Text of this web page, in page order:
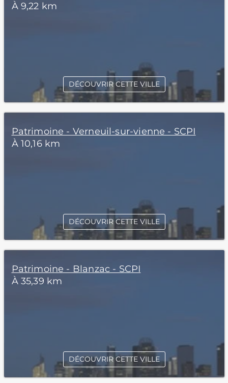
À 9,22 km
DÉCOUVRIR CETTE VILLE
Patrimoine - Verneuil-sur-vienne - SCPI
À 10,16 km
DÉCOUVRIR CETTE VILLE
Patrimoine - Blanzac - SCPI
À 35,39 km
DÉCOUVRIR CETTE VILLE